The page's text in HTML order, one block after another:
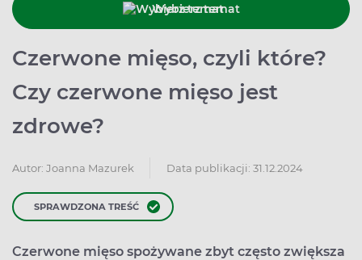
Wybierz temat
Czerwone mięso, czyli które?
Czy czerwone mięso jest
zdrowe?
Autor: Joanna Mazurek Data publikacji: 31.12.2024
SPRAWDZONA TREŚĆ
Czerwone mięso spożywane zbyt często zwiększa